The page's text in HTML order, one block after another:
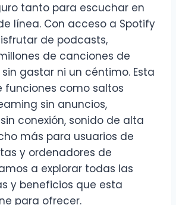
tanto para escuchar en
línea. Con acceso a Spotify
de podcasts,
de canciones de
gastar ni un céntimo. Esta
funciones como saltos
sin anuncios,
conexión, sonido de alta
más para usuarios de
y ordenadores de
a explorar todas las
y beneficios que esta
para ofrecer.